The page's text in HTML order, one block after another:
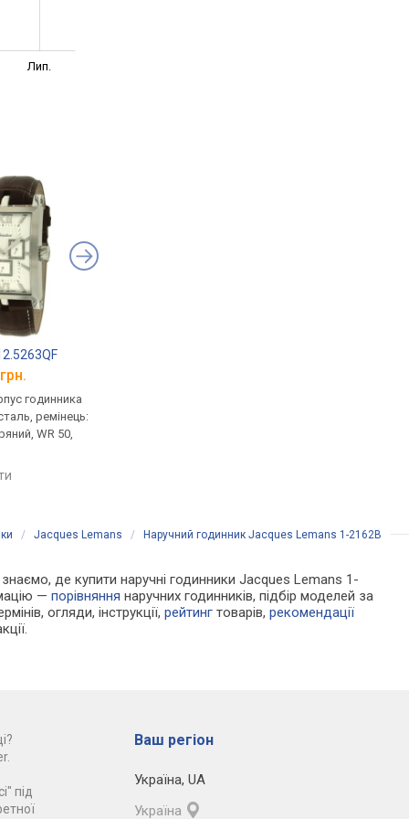
Лип.
годинника
ремінець:
WR 50,
/ Jacques Lemans / Наручний годинник Jacques Lemans 1-2162B
де купити наручні годинники Jacques Lemans 1-
—порівняння наручних годинників, підбір моделей за
огляди, інструкції,рейтинг товарів,рекомендації
під
Ваш регіон
Україна, UA
Україна